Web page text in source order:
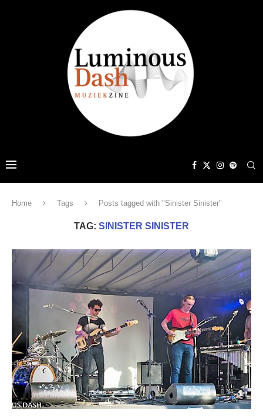
Home Tags Posts tagged with "Sinister Sinister"
TAG: SINISTER SINISTER